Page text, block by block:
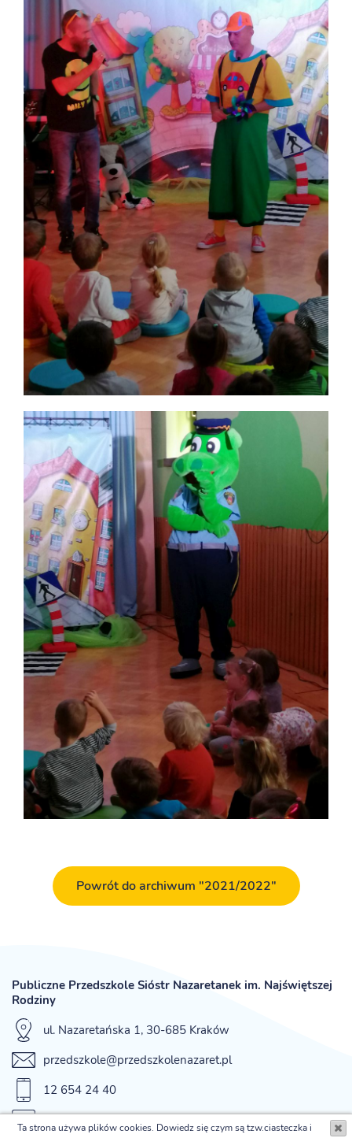
Powrót do archiwum "2021/2022"
Publiczne Przedszkole Sióstr Nazaretanek im. Najświętszej
Rodziny
ul. Nazaretańska 1, 30-685 Kraków
przedszkole@przedszkolenazaret.pl
12 654 24 40
fax 12 654 42 12
Ta strona używa plików cookies. Dowiedz się czym są tzw.ciasteczka i